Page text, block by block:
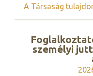
A Társaság
személyi